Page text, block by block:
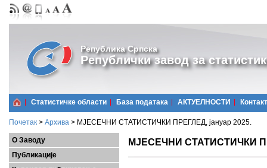
Република Српска
Републички завод за
Статистичке области Базa података АКТУЕЛНОСТИ Контакт
Почетак > Архива > МЈЕСЕЧНИ СТАТИСТИЧКИ ПРЕГЛЕД, јануар 2025.
О Заводу
Публикације
МЈЕСЕЧНИ СТАТИСТИЧКИ